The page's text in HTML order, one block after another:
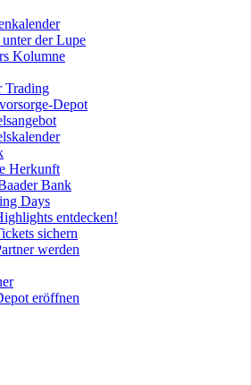
der Lupe
Kolumne
Trading
Depot
Herkunft
Bank
Days
entdecken!
sichern
werden
eröffnen